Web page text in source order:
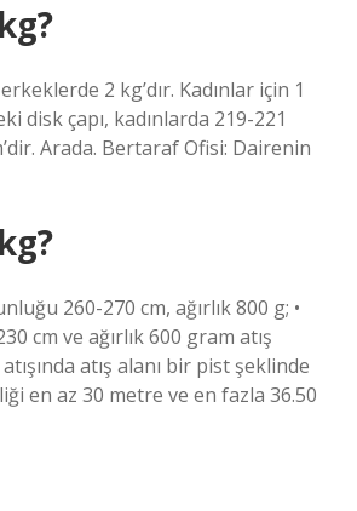
2 kg’dır. Kadınlar için 1
disk çapı, kadınlarda 219-221
Arada. Bertaraf Ofisi: Dairenin
260-270 cm, ağırlık 800 g; •
cm ve ağırlık 600 gram atış
atışında atış alanı bir pist şeklinde
en az 30 metre ve en fazla 36.50